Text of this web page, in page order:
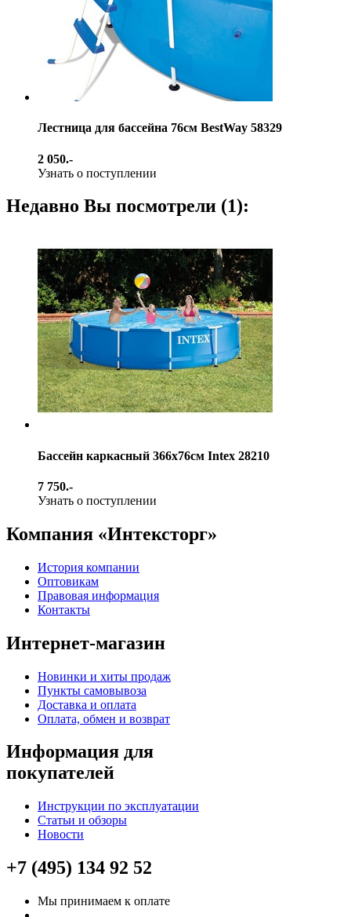
Лестница для бассейна 76см BestWay 58329
2 050.-
Узнать о поступлении
Недавно Вы посмотрели (1):
Бассейн каркасный 366х76см Intex 28210
7 750.-
Узнать о поступлении
Компания «Интексторг»
История компании
Оптовикам
Правовая информация
Контакты
Интернет-магазин
Новинки и хиты продаж
Пункты самовывоза
Доставка и оплата
Оплата, обмен и возврат
Информация для
покупателей
Инструкции по эксплуатации
Статьи и обзоры
Новости
+7 (495) 134 92 52
Мы принимаем к оплате